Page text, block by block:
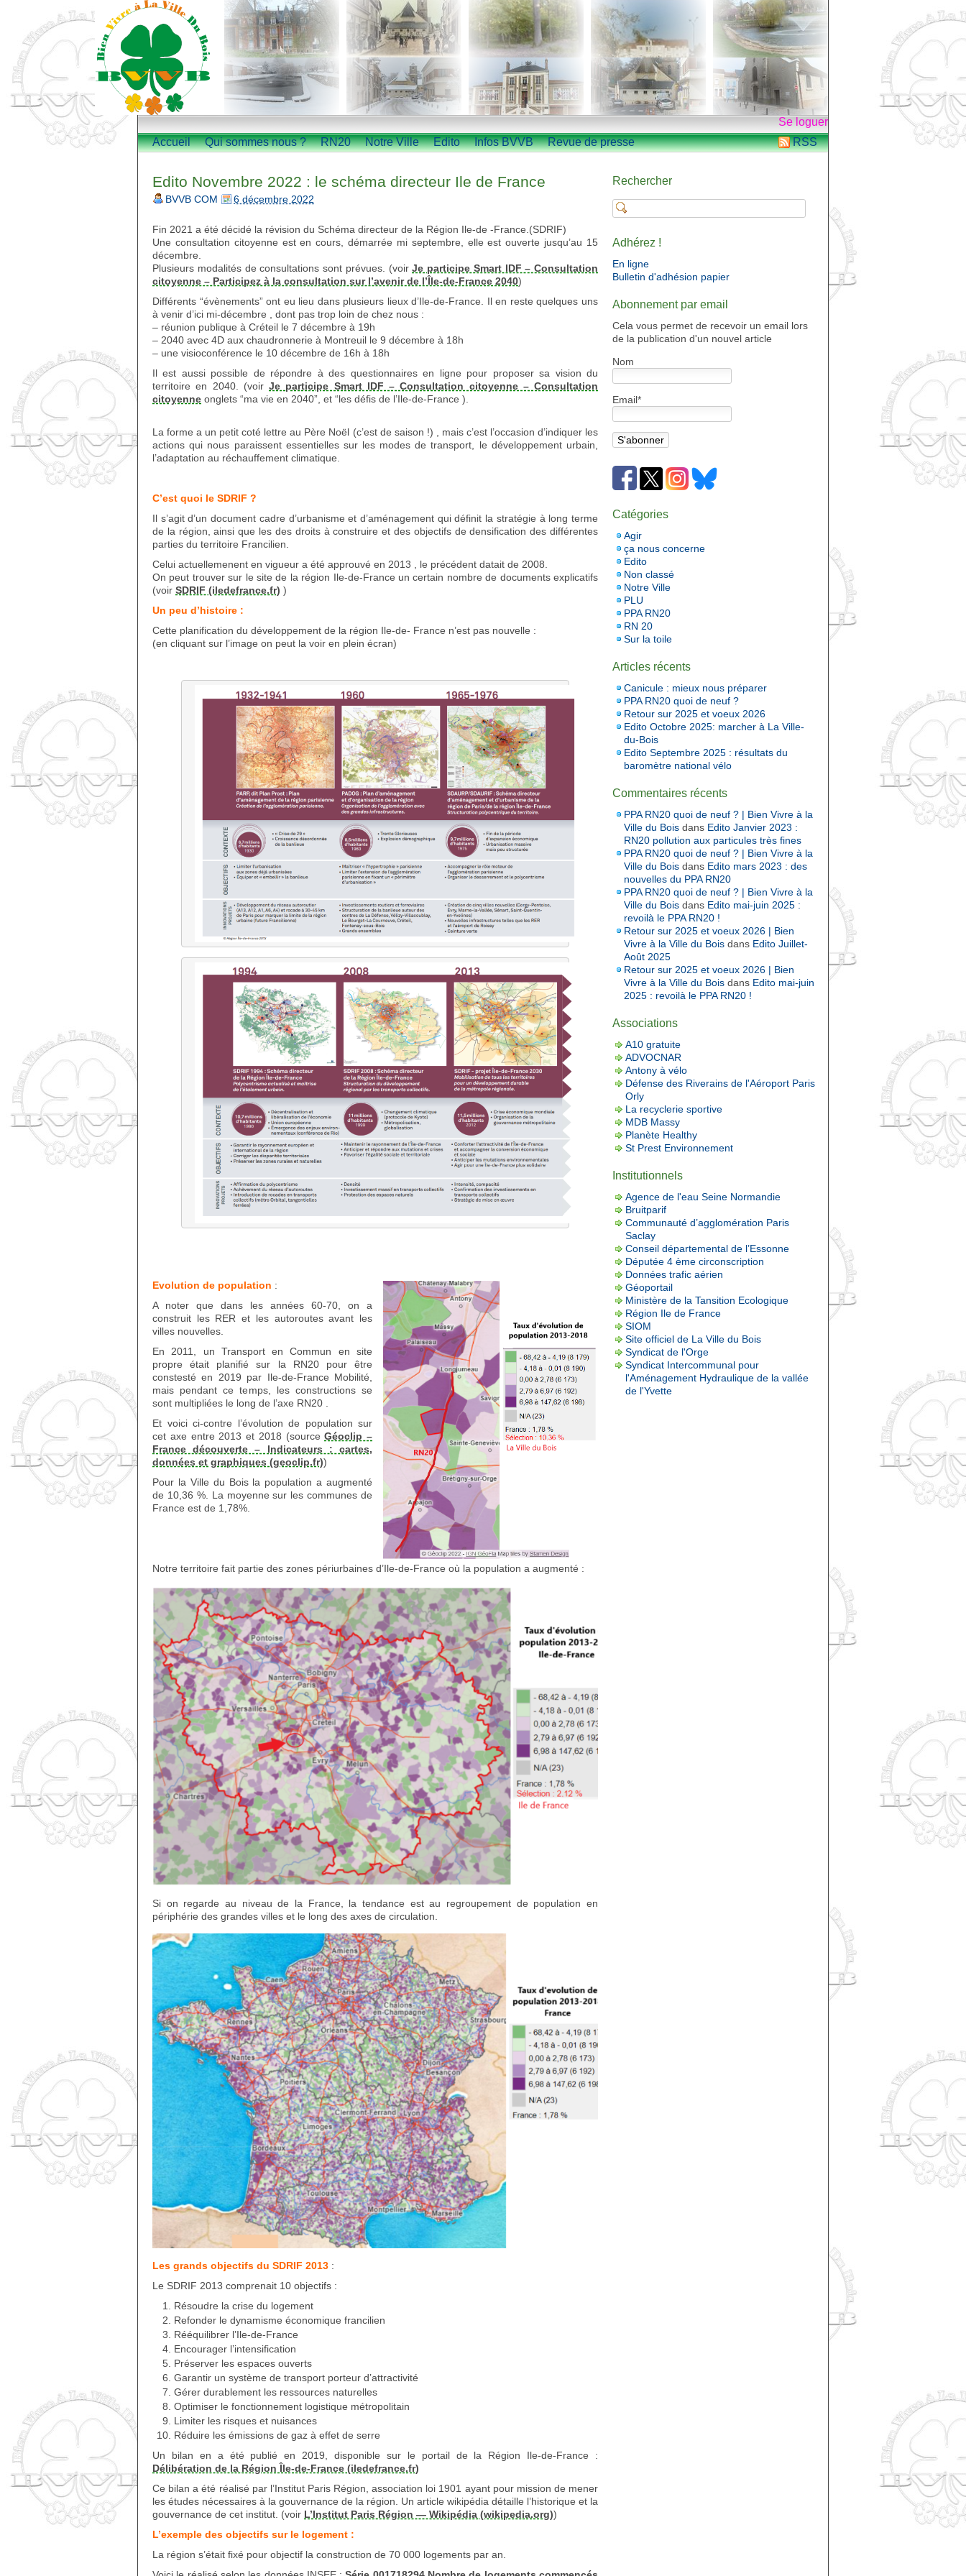
Se loguer
Accueil
Qui sommes nous ? RN20 Notre Ville Edito Infos BVVB Revue de presse RSS
Edito Novembre 2022 : le schéma directeur Ile de France
BVVB COM 6 décembre 2022
Fin 2021 a été décidé la révision du Schéma directeur de la Région Ile-de -France.(SDRIF)
Une consultation citoyenne est en cours, démarrée mi septembre, elle est ouverte jusqu’au 15
décembre.
Plusieurs modalités de consultations sont prévues. (voirJe participe Smart IDF – Consultation
citoyenne – Participez à la consultation sur l’avenir de l’Île-de-France 2040)
Différents “évènements” ont eu lieu dans plusieurs lieux d’Ile-de-France. Il en reste quelques uns
à venir d’ici mi-décembre , dont pas trop loin de chez nous :
– réunion publique à Créteil le 7 décembre à 19h
– 2040 avec 4D aux chaudronnerie à Montreuil le 9 décembre à 18h
– une visioconférence le 10 décembre de 16h à 18h
Il est aussi possible de répondre à des questionnaires en ligne pour proposer sa vision du
territoire en 2040. (voir Je participe Smart IDF – Consultation citoyenne – Consultation
citoyenne onglets “ma vie en 2040”, et “les défis de l’Ile-de-France ).
La forme a un petit coté lettre au Père Noël (c’est de saison !) , mais c’est l’occasion d’indiquer les
actions qui nous paraissent essentielles sur les modes de transport, le développement urbain,
l’adaptation au réchauffement climatique.
C’est quoi le SDRIF ?
Il s’agit d’un document cadre d’urbanisme et d’aménagement qui définit la stratégie à long terme
de la région, ainsi que les des droits à construire et des objectifs de densification des différentes
parties du territoire Francilien.
Celui actuellemenent en vigueur a été approuvé en 2013 , le précédent datait de 2008.
On peut trouver sur le site de la région Ile-de-France un certain nombre de documents explicatifs
(voir SDRIF (iledefrance.fr) )
Un peu d’histoire :
Cette planification du développement de la région Ile-de- France n’est pas nouvelle :
(en cliquant sur l’image on peut la voir en plein écran)
Evolution de population :
A noter que dans les années 60-70, on a
construit les RER et les autoroutes avant les
villes nouvelles.
En 2011, un Transport en Commun en site
propre était planifié sur la RN20 pour être
constesté en 2019 par Ile-de-France Mobilité,
mais pendant ce temps, les constructions se
sont multipliées le long de l’axe RN20 .
Et voici ci-contre l’évolution de population sur
cet axe entre 2013 et 2018 (sourceGéoclip –
France découverte – Indicateurs : cartes,
données et graphiques (geoclip.fr))
Pour la Ville du Bois la population a augmenté
de 10,36 %. La moyenne sur les communes de
France est de 1,78%.
Notre territoire fait partie des zones périurbaines d’Ile-de-France où la population a augmenté :
Si on regarde au niveau de la France, la tendance est au regroupement de population en
périphérie des grandes villes et le long des axes de circulation.
Les grands objectifs du SDRIF 2013 :
Le SDRIF 2013 comprenait 10 objectifs :
Résoudre la crise du logement
Refonder le dynamisme économique francilien
Rééquilibrer l’Ile-de-France
Encourager l’intensification
Préserver les espaces ouverts
Garantir un système de transport porteur d’attractivité
Gérer durablement les ressources naturelles
Optimiser le fonctionnement logistique métropolitain
Limiter les risques et nuisances
Réduire les émissions de gaz à effet de serre
Un bilan en a été publié en 2019, disponible sur le portail de la Région Ile-de-France :
Délibération de la Région Île-de-France (iledefrance.fr)
Ce bilan a été réalisé par l’Institut Paris Région, association loi 1901 ayant pour mission de mener
les études nécessaires à la gouvernance de la région. Un article wikipédia détaille l’historique et la
gouvernance de cet institut. (voir L’Institut Paris Région — Wikipédia (wikipedia.org))
L’exemple des objectifs sur le logement :
La région s’était fixé pour objectif la construction de 70 000 logements par an.
Rechercher
Adhérez !
En ligne
Bulletin d'adhésion papier
Abonnement par email
Cela vous permet de recevoir un email lors
de la publication d'un nouvel article
Nom
Email*
Catégories
Agir
ça nous concerne
Edito
Non classé
Notre Ville
PLU
PPA RN20
RN 20
Sur la toile
Articles récents
Canicule : mieux nous préparer
PPA RN20 quoi de neuf ?
Retour sur 2025 et voeux 2026
Edito Octobre 2025: marcher à La Ville-
du-Bois
Edito Septembre 2025 : résultats du
baromètre national vélo
Commentaires récents
PPA RN20 quoi de neuf ? | Bien Vivre à la
Ville du Bois dans Edito Janvier 2023 :
RN20 pollution aux particules très fines
PPA RN20 quoi de neuf ? | Bien Vivre à la
Ville du Bois dans Edito mars 2023 : des
nouvelles du PPA RN20
PPA RN20 quoi de neuf ? | Bien Vivre à la
Ville du Bois dans Edito mai-juin 2025 :
revoilà le PPA RN20 !
Retour sur 2025 et voeux 2026 | Bien
Vivre à la Ville du Bois dans Edito Juillet-
Août 2025
Retour sur 2025 et voeux 2026 | Bien
Vivre à la Ville du Bois dans Edito mai-juin
2025 : revoilà le PPA RN20 !
Associations
A10 gratuite
ADVOCNAR
Antony à vélo
Défense des Riverains de l'Aéroport Paris
Orly
La recyclerie sportive
MDB Massy
Planète Healthy
St Prest Environnement
Institutionnels
Agence de l'eau Seine Normandie
Bruitparif
Communauté d’agglomération Paris
Saclay
Conseil départemental de l’Essonne
Députée 4 ème circonscription
Données trafic aérien
Géoportail
Ministère de la Tansition Ecologique
Région Ile de France
SIOM
Site officiel de La Ville du Bois
Syndicat de l'Orge
Syndicat Intercommunal pour
l'Aménagement Hydraulique de la vallée
de l'Yvette